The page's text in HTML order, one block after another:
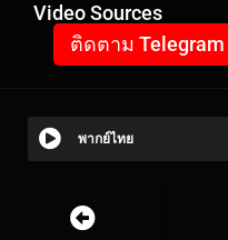
Video Sources
ติดตาม Telegram
พากย์ไทย